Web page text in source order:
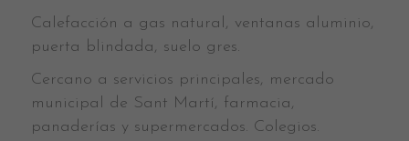
Calefacción a gas natural, ventanas aluminio,
puerta blindada, suelo gres.
Cercano a servicios principales, mercado
municipal de Sant Martí, farmacia,
panaderías y supermercados. Colegios.